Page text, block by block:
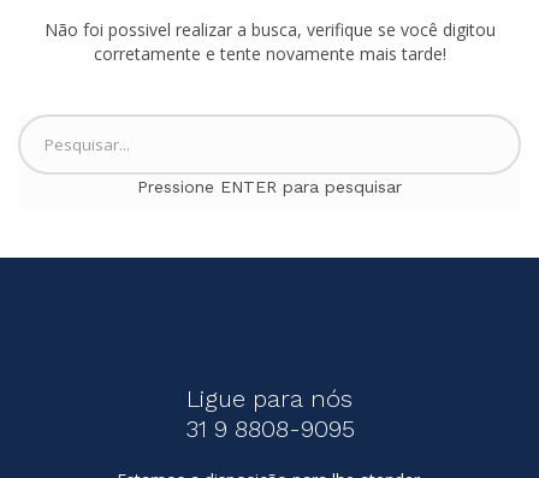
Não foi possivel realizar a busca, verifique se você digitou
corretamente e tente novamente mais tarde!
Pressione ENTER para pesquisar
Ligue para nós
31 9 8808-9095